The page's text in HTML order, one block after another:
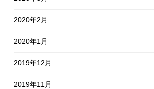
2020年2月
2020年1月
2019年12月
2019年11月